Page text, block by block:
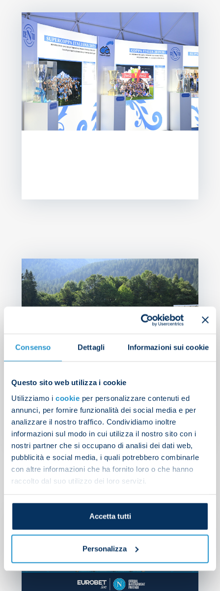
Consenso Dettagli Informazioni sui cookie
Questo sito web utilizza i cookie
Utilizziamo i cookie per personalizzare contenuti ed
annunci, per fornire funzionalità dei social media e per
analizzare il nostro traffico. Condividiamo inoltre
informazioni sul modo in cui utilizza il nostro sito con i
nostri partner che si occupano di analisi dei dati web,
pubblicità e social media, i quali potrebbero combinarle
con altre informazioni che ha fornito loro o che hanno
raccolto dal suo utilizzo dei loro servizi.
Accetta tutti
Personalizza
draws to a close
NEWS | 27/07/2026